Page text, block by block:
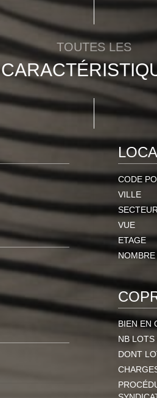
TOUTES LES
CODE
VILLE
SECTEUR
VUE
ETAGE
BIEN EN
NB LOTS
DONT